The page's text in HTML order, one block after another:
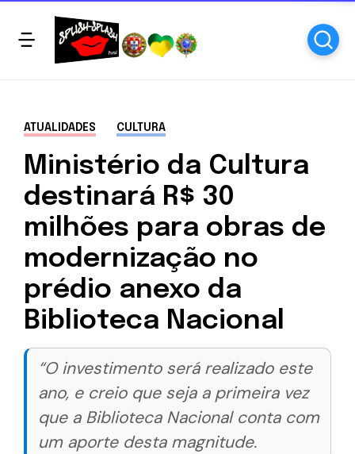
ATUALIDADES CULTURA
Ministério da Cultura
destinará R$ 30
milhões para obras de
modernização no
prédio anexo da
Biblioteca Nacional
“O investimento será realizado este
ano, e creio que seja a primeira vez
que a Biblioteca Nacional conta com
um aporte desta magnitude.